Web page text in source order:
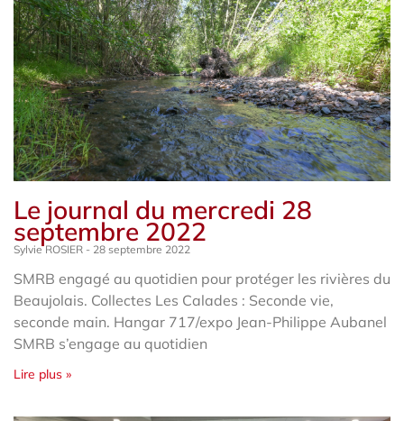
Le journal du mercredi 28
septembre 2022
Sylvie ROSIER 28 septembre 2022
SMRB engagé au quotidien pour protéger les rivières du
Beaujolais. Collectes Les Calades : Seconde vie,
seconde main. Hangar 717/expo Jean-Philippe Aubanel
SMRB s’engage au quotidien
Lire plus »